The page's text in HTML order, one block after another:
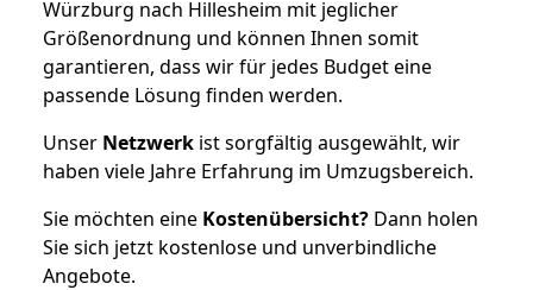
Würzburg nach Hillesheim mit jeglicher
Größenordnung und können Ihnen somit
garantieren, dass wir für jedes Budget eine
passende Lösung finden werden.
Unser Netzwerk ist sorgfältig ausgewählt, wir
haben viele Jahre Erfahrung im Umzugsbereich.
Sie möchten eine Kostenübersicht? Dann holen
Sie sich jetzt kostenlose und unverbindliche
Angebote.